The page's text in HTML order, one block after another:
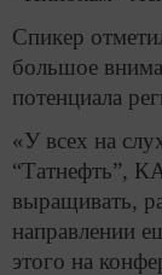
Спикер
большое
потенциала
«У всех на
“Татнефть”,
выращивать,
направлении
этого на